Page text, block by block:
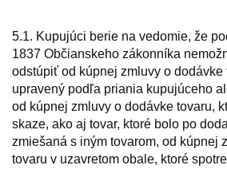
5.1. Kupujúci berie na vedomie, že
1837 Občianskeho zákonníka
odstúpiť od kúpnej zmluvy o dodávke
upravený podľa priania kupujúceho
od kúpnej zmluvy o dodávke tovaru,
skaze, ako aj tovar, ktoré bolo po
zmiešaná s iným tovarom, od kúpnej
tovaru v uzavretom obale, ktoré